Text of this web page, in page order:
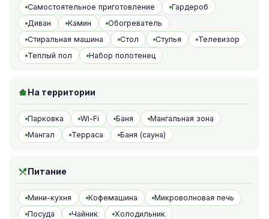
Самостоятельное приготовление
Гардероб
Диван
Камин
Обогреватель
Стиральная машина
Стол Стулья
Телевизор
Теплый пол
Набор полотенец
На территории
Парковка Wi-Fi Баня
Мангальная зона
Мангал
Терраса Баня (сауна)
Питание
Мини-кухня Кофемашина
Микроволновая печь
Посуда
Чайник Холодильник